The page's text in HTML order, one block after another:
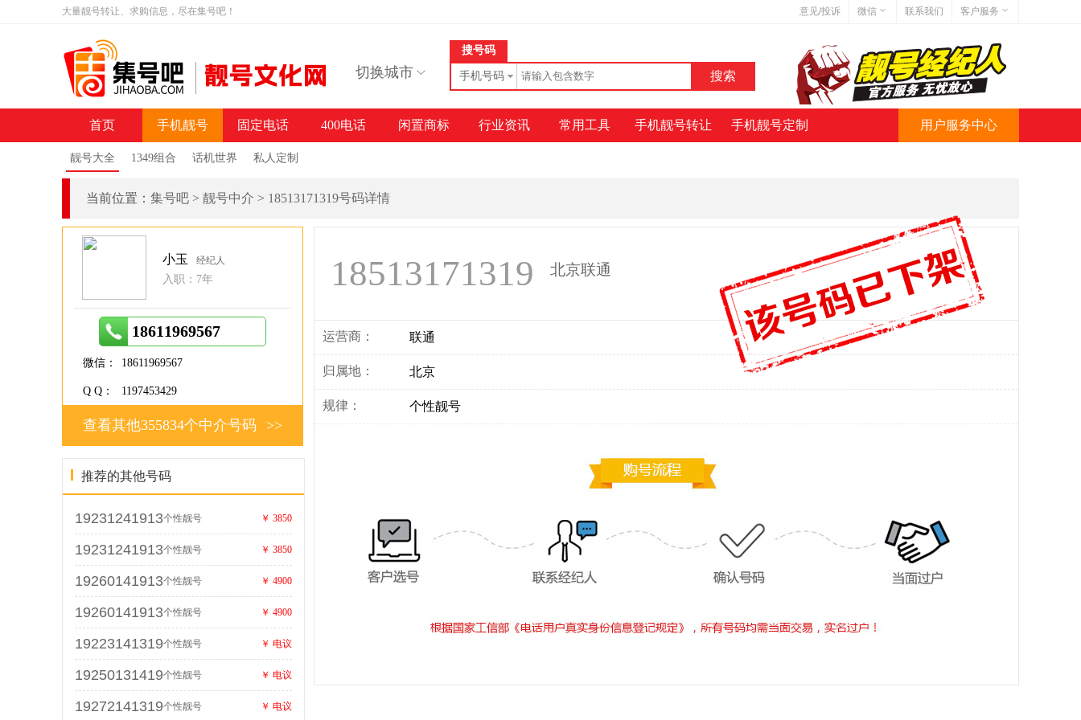
大量靓号转让、求购信息，尽在集号吧！ 意见/投诉 微信
微信号:jihaoba999
联系我们
客户服务
网站地图
网站简介
切换城市
搜号码
手机号码
首页 手机靓号
靓号大全 1349组合 话机世界 私人定制
固定电话 400电话 闲置商标 行业资讯 常用工具 手机靓号转让 手机靓号定制 用户服务中心
当前位置： 集号吧 > 靓号中介 > 18513171319号码详情
18513171319 北京联通
运营商： 联通
归属地： 北京
规律： 个性靓号
小玉 经纪人
入职：7年
18611969567
微信： 18611969567
Q Q： 1197453429
>>
查看其他355834个中介号码
推荐的其他号码
19231241913个性靓号 ￥ 3850
19231241913个性靓号 ￥ 3850
19260141913个性靓号 ￥ 4900
19260141913个性靓号 ￥ 4900
19223141319个性靓号 ￥ 电议
19250131419个性靓号 ￥ 电议
19272141319个性靓号 ￥ 电议